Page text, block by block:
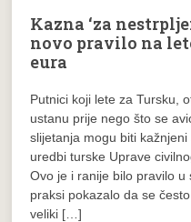
Kazna ‘za
novo pravilo na
eura
Putnici koji lete za Tursku,
ustanu prije nego što se
slijetanja mogu biti
uredbi turske Uprave
Ovo je i ranije bilo pravilo
praksi pokazalo da se
veliki […]